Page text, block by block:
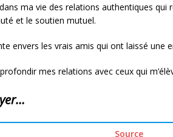
ma vie des relations authentiques
et le soutien mutuel.
envers les vrais amis qui ont laissé
mes relations avec ceux qui
Source